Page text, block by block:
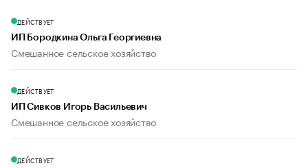
ДЕЙСТВУЕТ
ИП Бородкина Ольга Георгиевна
Смешанное сельское хозяйство
ДЕЙСТВУЕТ
ИП Сивков Игорь Васильевич
Смешанное сельское хозяйство
ДЕЙСТВУЕТ